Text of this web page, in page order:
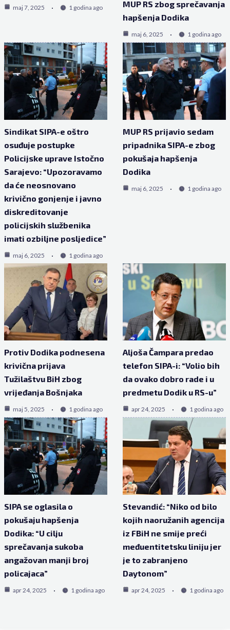
maj 7, 2025 1 godina ago
MUP RS zbog sprečavanja
hapšenja Dodika
maj 6, 2025 1 godina ago
Sindikat SIPA-e oštro
osuđuje postupke
Policijske uprave Istočno
Sarajevo: “Upozoravamo
da će neosnovano
krivično gonjenje i javno
diskreditovanje
policijskih službenika
imati ozbiljne posljedice”
maj 6, 2025 1 godina ago
MUP RS prijavio sedam
pripadnika SIPA-e zbog
pokušaja hapšenja
Dodika
maj 6, 2025 1 godina ago
Protiv Dodika podnesena
krivična prijava
Tužilaštvu BiH zbog
vrijeđanja Bošnjaka
maj 5, 2025 1 godina ago
Aljoša Čampara predao
telefon SIPA-i: “Volio bih
da ovako dobro rade i u
predmetu Dodik u RS-u”
apr 24, 2025 1 godina ago
SIPA se oglasila o
pokušaju hapšenja
Dodika: “U cilju
sprečavanja sukoba
angažovan manji broj
policajaca”
apr 24, 2025 1 godina ago
Stevandić: “Niko od bilo
kojih naoružanih agencija
iz FBiH ne smije preći
međuentitetsku liniju jer
je to zabranjeno
Daytonom”
apr 24, 2025 1 godina ago